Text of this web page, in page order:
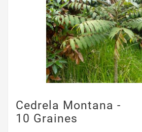
Cedrela Montana -
10 Graines